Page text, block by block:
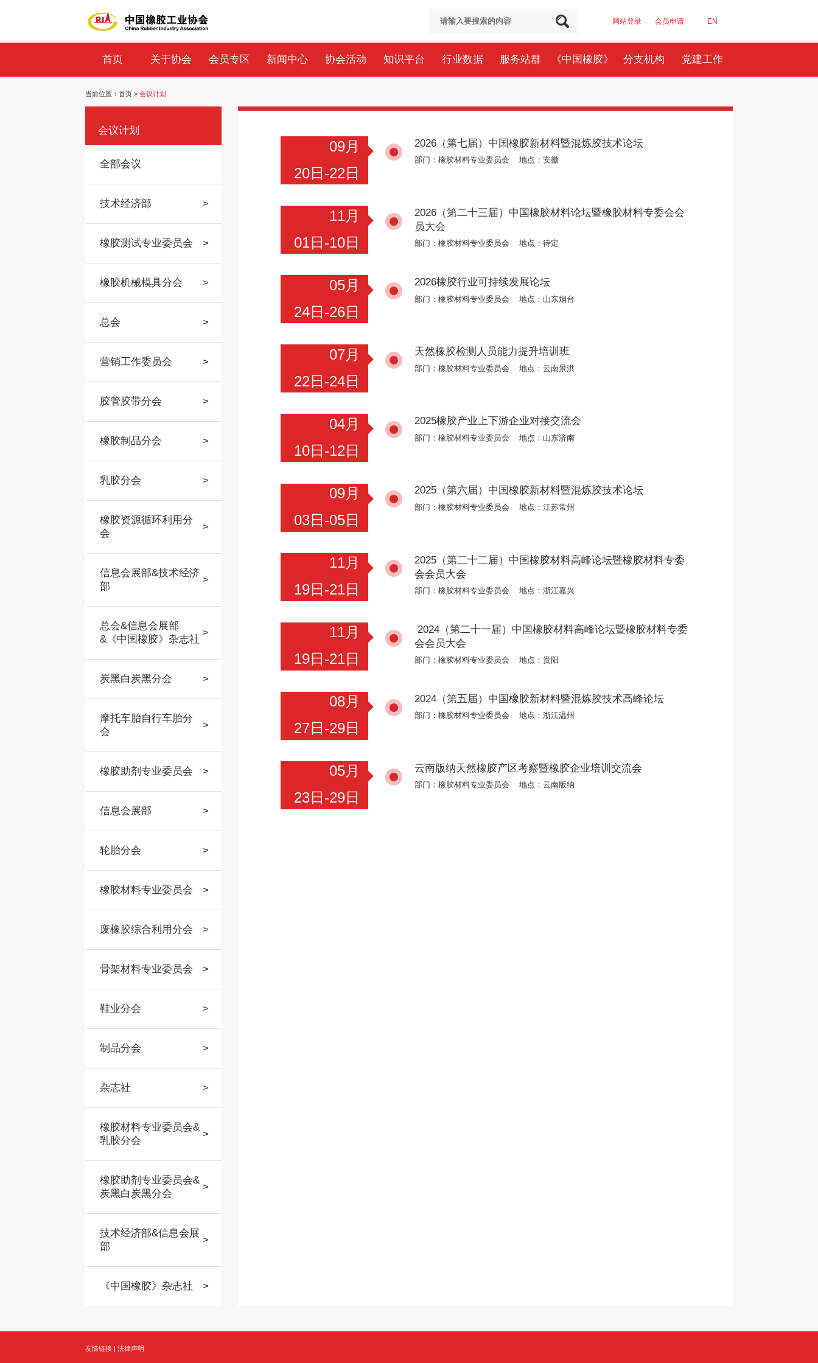
网站登录 会员申请 EN
首页 关于协会 会员专区 新闻中心 协会活动 知识平台 行业数据 服务站群 《中国橡胶》 分支机构 党建工作
当前位置： 首页 > 会议计划
会议计划
全部会议
技术经济部 >
橡胶测试专业委员会 >
橡胶机械模具分会 >
总会 >
营销工作委员会 >
胶管胶带分会 >
橡胶制品分会 >
乳胶分会 >
橡胶资源循环利用分
会
>
信息会展部&技术经济
部
>
总会&信息会展部
&《中国橡胶》杂志社
>
炭黑白炭黑分会 >
摩托车胎自行车胎分
会
>
橡胶助剂专业委员会 >
信息会展部 >
轮胎分会 >
橡胶材料专业委员会 >
废橡胶综合利用分会 >
骨架材料专业委员会 >
鞋业分会 >
制品分会 >
杂志社 >
橡胶材料专业委员会&
乳胶分会
>
橡胶助剂专业委员会&
炭黑白炭黑分会
>
技术经济部&信息会展
部
>
《中国橡胶》杂志社 >
09月
20日-22日
2026（第七届）中国橡胶新材料暨混炼胶技术论坛
部门：橡胶材料专业委员会 地点：安徽
11月
01日-10日
2026（第二十三届）中国橡胶材料论坛暨橡胶材料专委会会
员大会
部门：橡胶材料专业委员会 地点：待定
05月
24日-26日
2026橡胶行业可持续发展论坛
部门：橡胶材料专业委员会 地点：山东烟台
07月
22日-24日
天然橡胶检测人员能力提升培训班
部门：橡胶材料专业委员会 地点：云南景洪
04月
10日-12日
2025橡胶产业上下游企业对接交流会
部门：橡胶材料专业委员会 地点：山东济南
09月
03日-05日
2025（第六届）中国橡胶新材料暨混炼胶技术论坛
部门：橡胶材料专业委员会 地点：江苏常州
11月
19日-21日
2025（第二十二届）中国橡胶材料高峰论坛暨橡胶材料专委
会会员大会
部门：橡胶材料专业委员会 地点：浙江嘉兴
11月
19日-21日
2024（第二十一届）中国橡胶材料高峰论坛暨橡胶材料专委
会会员大会
部门：橡胶材料专业委员会 地点：贵阳
08月
27日-29日
2024（第五届）中国橡胶新材料暨混炼胶技术高峰论坛
部门：橡胶材料专业委员会 地点：浙江温州
05月
23日-29日
云南版纳天然橡胶产区考察暨橡胶企业培训交流会
部门：橡胶材料专业委员会 地点：云南版纳
友情链接 | 法律声明